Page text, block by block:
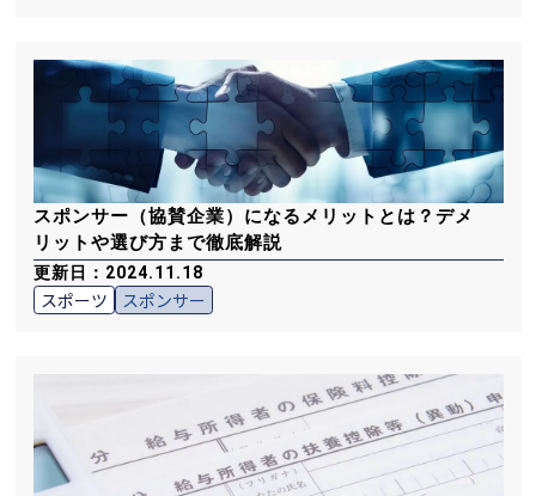
スポンサー（協賛企業）になるメリットとは？デメ
リットや選び方まで徹底解説
更新日：2024.11.18
スポーツ スポンサー